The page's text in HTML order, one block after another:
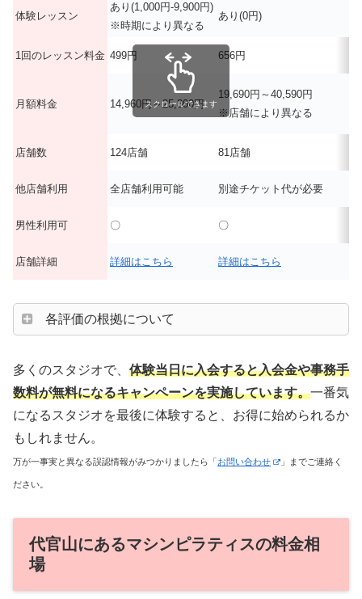
体験レッスン
あり(1,000円-9,900円)
※時期により異なる
あり(0円)
1回のレッスン料金 499円 656円
月額料金 14,960円～25,300円
19,690円～40,590円
※店舗により異なる
店舗数 124店舗 81店舗
他店舗利用 全店舗利用可能 別途チケット代が必要
男性利用可 〇 〇
店舗詳細 詳細はこちら 詳細はこちら
スクロールできます
各評価の根拠について
多くのスタジオで、 体験当日に入会すると入会金や事務手
数料が無料になるキャンペーンを実施しています。一番気
になるスタジオを最後に体験すると、お得に始められるか
もしれません。
万が一事実と異なる誤認情報がみつかりましたら「お問い合わせ 」までご連絡く
ださい。
代官山にあるマシンピラティスの料金相
場